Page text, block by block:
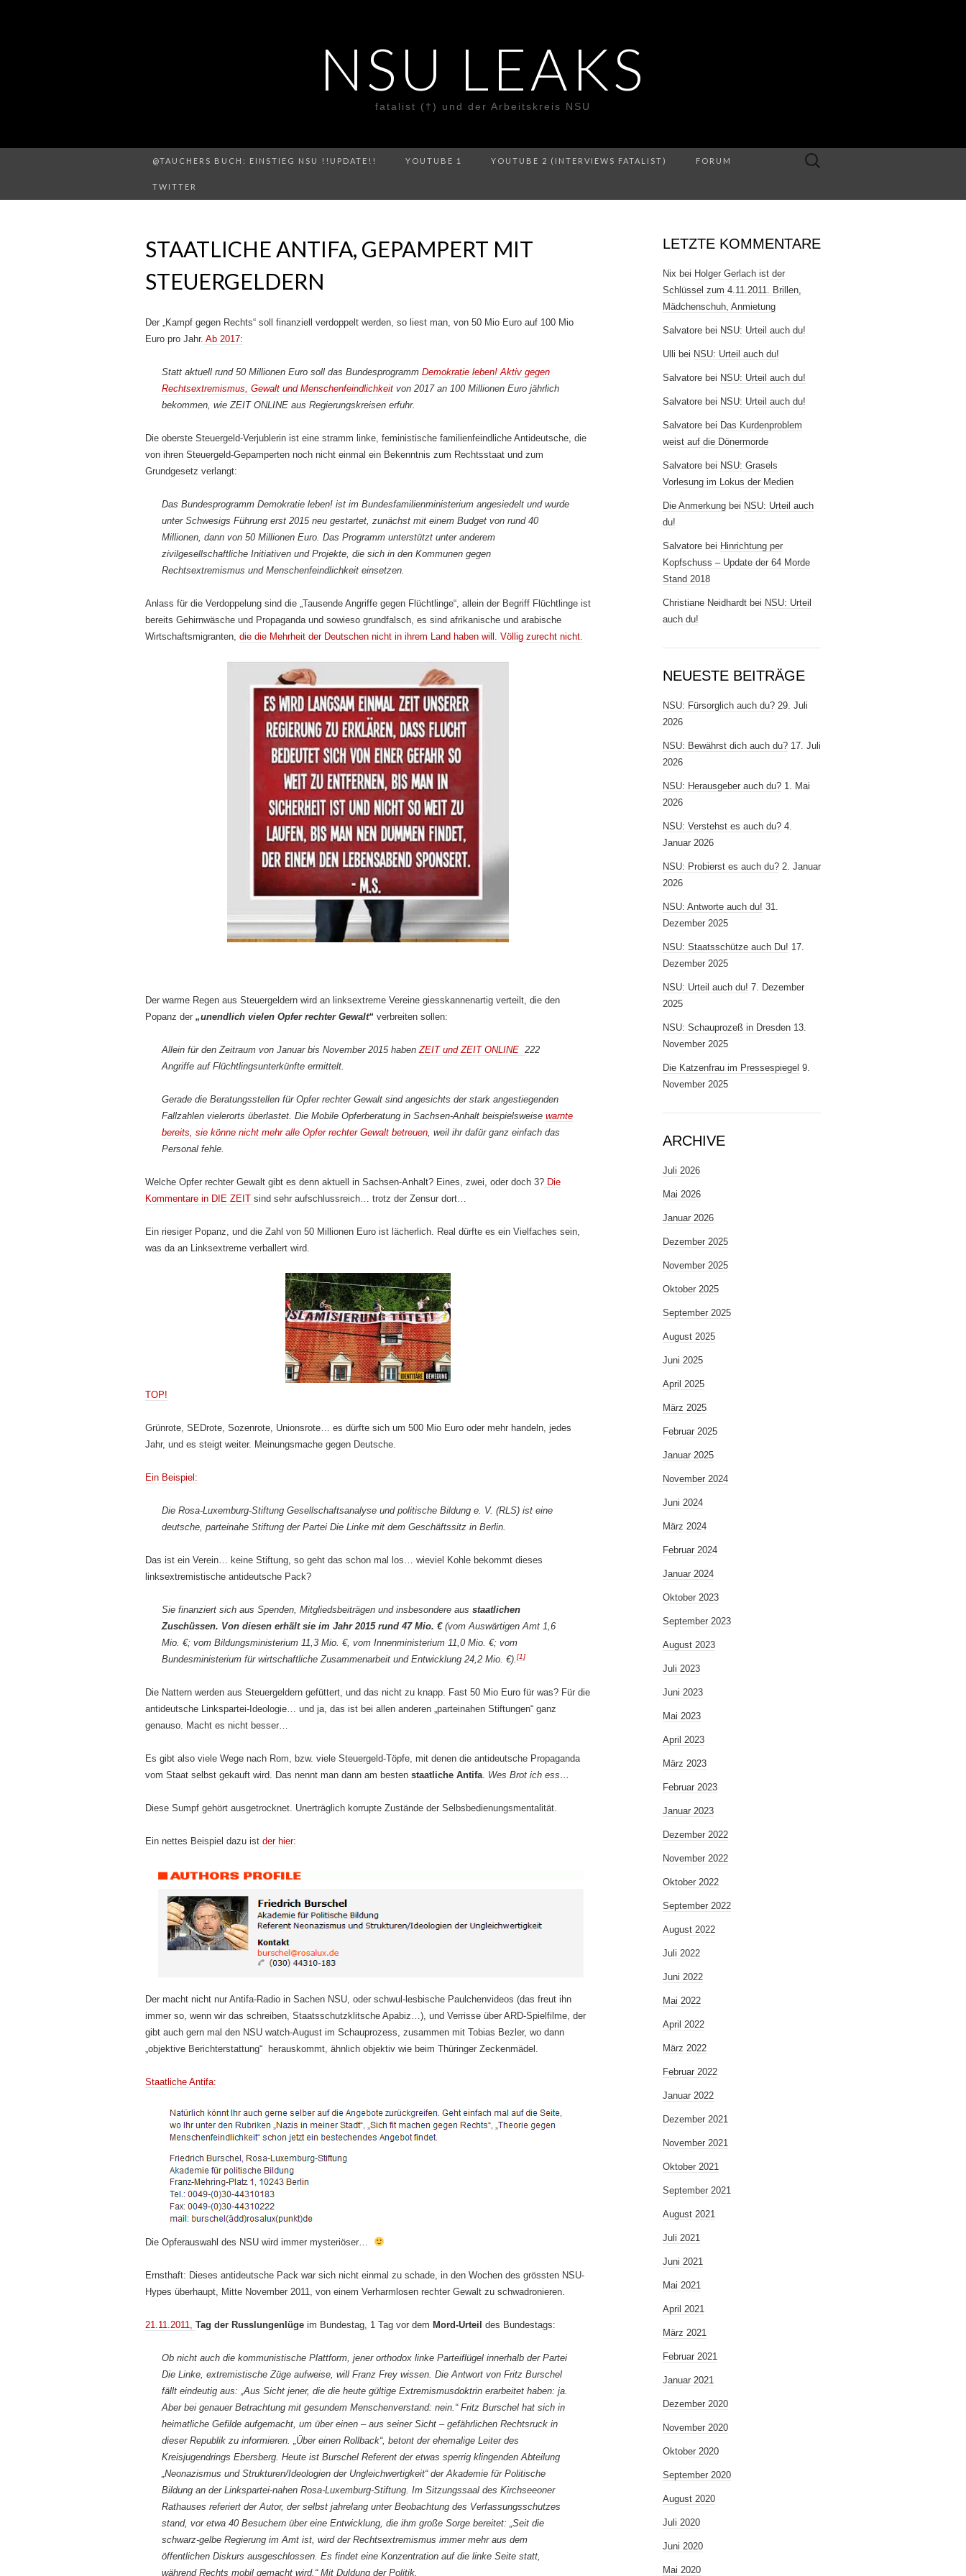
NSU LEAKS
fatalist (†) und der Arbeitskreis NSU
@TAUCHERS BUCH: EINSTIEG NSU !!UPDATE!! YOUTUBE 1 YOUTUBE 2 (INTERVIEWS FATALIST) FORUM
TWITTER
Suche
STAATLICHE ANTIFA, GEPAMPERT MIT
STEUERGELDERN
Der „Kampf gegen Rechts“ soll finanziell verdoppelt werden, so liest man, von 50 Mio Euro auf 100 Mio
Euro pro Jahr. Ab 2017:
Statt aktuell rund 50 Millionen Euro soll das Bundesprogramm Demokratie leben! Aktiv gegen
Rechtsextremismus, Gewalt und Menschenfeindlichkeit von 2017 an 100 Millionen Euro jährlich
bekommen, wie ZEIT ONLINE aus Regierungskreisen erfuhr.
Die oberste Steuergeld-Verjublerin ist eine stramm linke, feministische familienfeindliche Antideutsche, die
von ihren Steuergeld-Gepamperten noch nicht einmal ein Bekenntnis zum Rechtsstaat und zum
Grundgesetz verlangt:
Das Bundesprogramm Demokratie leben! ist im Bundesfamilienministerium angesiedelt und wurde
unter Schwesigs Führung erst 2015 neu gestartet, zunächst mit einem Budget von rund 40
Millionen, dann von 50 Millionen Euro. Das Programm unterstützt unter anderem
zivilgesellschaftliche Initiativen und Projekte, die sich in den Kommunen gegen
Rechtsextremismus und Menschenfeindlichkeit einsetzen.
Anlass für die Verdoppelung sind die „Tausende Angriffe gegen Flüchtlinge“, allein der Begriff Flüchtlinge ist
bereits Gehirnwäsche und Propaganda und sowieso grundfalsch, es sind afrikanische und arabische
Wirtschaftsmigranten, die die Mehrheit der Deutschen nicht in ihrem Land haben will. Völlig zurecht nicht.
Der warme Regen aus Steuergeldern wird an linksextreme Vereine giesskannenartig verteilt, die den
Popanz der „unendlich vielen Opfer rechter Gewalt“ verbreiten sollen:
Allein für den Zeitraum von Januar bis November 2015 haben ZEIT und ZEIT ONLINE 222
Angriffe auf Flüchtlingsunterkünfte ermittelt.
Gerade die Beratungsstellen für Opfer rechter Gewalt sind angesichts der stark angestiegenden
Fallzahlen vielerorts überlastet. Die Mobile Opferberatung in Sachsen-Anhalt beispielsweise warnte
bereits, sie könne nicht mehr alle Opfer rechter Gewalt betreuen , weil ihr dafür ganz einfach das
Personal fehle.
Welche Opfer rechter Gewalt gibt es denn aktuell in Sachsen-Anhalt? Eines, zwei, oder doch 3? Die
Kommentare in DIE ZEIT sind sehr aufschlussreich… trotz der Zensur dort…
Ein riesiger Popanz, und die Zahl von 50 Millionen Euro ist lächerlich. Real dürfte es ein Vielfaches sein,
was da an Linksextreme verballert wird.
TOP!
Grünrote, SEDrote, Sozenrote, Unionsrote… es dürfte sich um 500 Mio Euro oder mehr handeln, jedes
Jahr, und es steigt weiter. Meinungsmache gegen Deutsche.
Ein Beispiel:
Die Rosa-Luxemburg-Stiftung Gesellschaftsanalyse und politische Bildung e. V. (RLS) ist eine
deutsche, parteinahe Stiftung der Partei Die Linke mit dem Geschäftssitz in Berlin.
Das ist ein Verein… keine Stiftung, so geht das schon mal los… wieviel Kohle bekommt dieses
linksextremistische antideutsche Pack?
Sie finanziert sich aus Spenden, Mitgliedsbeiträgen und insbesondere aus staatlichen
Zuschüssen. Von diesen erhält sie im Jahr 2015 rund 47 Mio. €(vom Auswärtigen Amt 1,6
Mio. €; vom Bildungsministerium 11,3 Mio. €, vom Innenministerium 11,0 Mio. €; vom
Bundesministerium für wirtschaftliche Zusammenarbeit und Entwicklung 24,2 Mio. €). [1]
Die Nattern werden aus Steuergeldern gefüttert, und das nicht zu knapp. Fast 50 Mio Euro für was? Für die
antideutsche Linkspartei-Ideologie… und ja, das ist bei allen anderen „parteinahen Stiftungen“ ganz
genauso. Macht es nicht besser…
Es gibt also viele Wege nach Rom, bzw. viele Steuergeld-Töpfe, mit denen die antideutsche Propaganda
vom Staat selbst gekauft wird. Das nennt man dann am besten staatliche Antifa Wes Brot ich ess…
Diese Sumpf gehört ausgetrocknet. Unerträglich korrupte Zustände der Selbsbedienungsmentalität.
Ein nettes Beispiel dazu ist der hier:
Der macht nicht nur Antifa-Radio in Sachen NSU, oder schwul-lesbische Paulchenvideos (das freut ihn
immer so, wenn wir das schreiben, Staatsschutzklitsche Apabiz…), und Verrisse über ARD-Spielfilme, der
gibt auch gern mal den NSU watch-August im Schauprozess, zusammen mit Tobias Bezler, wo dann
„objektive Berichterstattung“ herauskommt, ähnlich objektiv wie beim Thüringer Zeckenmädel.
Staatliche Antifa:
Die Opferauswahl des NSU wird immer mysteriöser…
Ernsthaft: Dieses antideutsche Pack war sich nicht einmal zu schade, in den Wochen des grössten NSU-
Hypes überhaupt, Mitte November 2011, von einem Verharmlosen rechter Gewalt zu schwadronieren.
21.11.2011, Tag der Russlungenlüge im Bundestag, 1 Tag vor dem Mord-Urteil des Bundestags:
Ob nicht auch die kommunistische Plattform, jener orthodox linke Parteiflügel innerhalb der Partei
Die Linke, extremistische Züge aufweise, will Franz Frey wissen. Die Antwort von Fritz Burschel
fällt eindeutig aus: „Aus Sicht jener, die die heute gültige Extremismusdoktrin erarbeitet haben: ja.
Aber bei genauer Betrachtung mit gesundem Menschenverstand: nein.“ Fritz Burschel hat sich in
heimatliche Gefilde aufgemacht, um über einen – aus seiner Sicht – gefährlichen Rechtsruck in
dieser Republik zu informieren. „Über einen Rollback“, betont der ehemalige Leiter des
Kreisjugendrings Ebersberg. Heute ist Burschel Referent der etwas sperrig klingenden Abteilung
„Neonazismus und Strukturen/Ideologien der Ungleichwertigkeit“ der Akademie für Politische
Bildung an der Linkspartei-nahen Rosa-Luxemburg-Stiftung. Im Sitzungssaal des Kirchseeoner
Rathauses referiert der Autor, der selbst jahrelang unter Beobachtung des Verfassungsschutzes
stand, vor etwa 40 Besuchern über eine Entwicklung, die ihm große Sorge bereitet: „Seit die
schwarz-gelbe Regierung im Amt ist, wird der Rechtsextremismus immer mehr aus dem
öffentlichen Diskurs ausgeschlossen. Es findet eine Konzentration auf die linke Seite statt,
während Rechts mobil gemacht wird.“ Mit Duldung der Politik.
LETZTE KOMMENTARE
Nix bei Holger Gerlach ist der
Schlüssel zum 4.11.2011. Brillen,
Mädchenschuh, Anmietung
Salvatore bei NSU: Urteil auch du!
Ulli bei NSU: Urteil auch du!
Salvatore bei NSU: Urteil auch du!
Salvatore bei NSU: Urteil auch du!
Salvatore bei Das Kurdenproblem
weist auf die Dönermorde
Salvatore bei NSU: Grasels
Vorlesung im Lokus der Medien
Die Anmerkung bei NSU: Urteil auch
du!
Salvatore bei Hinrichtung per
Kopfschuss – Update der 64 Morde
Stand 2018
Christiane Neidhardt bei NSU: Urteil
auch du!
NEUESTE BEITRÄGE
NSU: Fürsorglich auch du? 29. Juli
2026
NSU: Bewährst dich auch du? 17. Juli
2026
NSU: Herausgeber auch du? 1. Mai
2026
NSU: Verstehst es auch du? 4.
Januar 2026
NSU: Probierst es auch du? 2. Januar
2026
NSU: Antworte auch du! 31.
Dezember 2025
NSU: Staatsschütze auch Du! 17.
Dezember 2025
NSU: Urteil auch du! 7. Dezember
2025
NSU: Schauprozeß in Dresden 13.
November 2025
Die Katzenfrau im Pressespiegel 9.
November 2025
ARCHIVE
Juli 2026
Mai 2026
Januar 2026
Dezember 2025
November 2025
Oktober 2025
September 2025
August 2025
Juni 2025
April 2025
März 2025
Februar 2025
Januar 2025
November 2024
Juni 2024
März 2024
Februar 2024
Januar 2024
Oktober 2023
September 2023
August 2023
Juli 2023
Juni 2023
Mai 2023
April 2023
März 2023
Februar 2023
Januar 2023
Dezember 2022
November 2022
Oktober 2022
September 2022
August 2022
Juli 2022
Juni 2022
Mai 2022
April 2022
März 2022
Februar 2022
Januar 2022
Dezember 2021
November 2021
Oktober 2021
September 2021
August 2021
Juli 2021
Juni 2021
Mai 2021
April 2021
März 2021
Februar 2021
Januar 2021
Dezember 2020
November 2020
Oktober 2020
September 2020
August 2020
Juli 2020
Juni 2020
Mai 2020